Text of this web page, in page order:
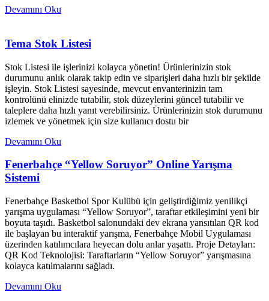
Devamını Oku
Tema Stok Listesi
Stok Listesi ile işlerinizi kolayca yönetin! Ürünlerinizin stok
durumunu anlık olarak takip edin ve siparişleri daha hızlı bir şekilde
işleyin. Stok Listesi sayesinde, mevcut envanterinizin tam
kontrolünü elinizde tutabilir, stok düzeylerini güncel tutabilir ve
taleplere daha hızlı yanıt verebilirsiniz. Ürünlerinizin stok durumunu
izlemek ve yönetmek için size kullanıcı dostu bir
Devamını Oku
Fenerbahçe “Yellow Soruyor” Online Yarışma
Sistemi
Fenerbahçe Basketbol Spor Kulübü için geliştirdiğimiz yenilikçi
yarışma uygulaması “Yellow Soruyor”, taraftar etkileşimini yeni bir
boyuta taşıdı. Basketbol salonundaki dev ekrana yansıtılan QR kod
ile başlayan bu interaktif yarışma, Fenerbahçe Mobil Uygulaması
üzerinden katılımcılara heyecan dolu anlar yaşattı. Proje Detayları:
QR Kod Teknolojisi: Taraftarların “Yellow Soruyor” yarışmasına
kolayca katılmalarını sağladı.
Devamını Oku